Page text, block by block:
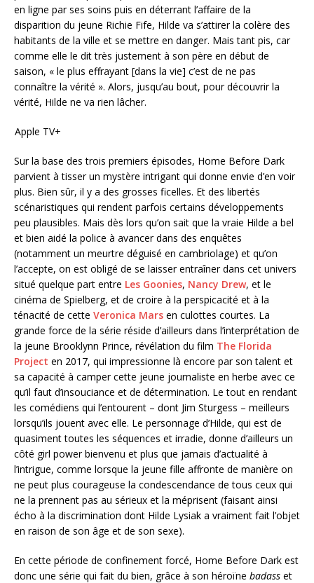
en ligne par ses soins puis en déterrant l’affaire de la
disparition du jeune Richie Fife, Hilde va s’attirer la colère des
habitants de la ville et se mettre en danger. Mais tant pis, car
comme elle le dit très justement à son père en début de
saison, « le plus effrayant [dans la vie] c’est de ne pas
connaître la vérité ». Alors, jusqu’au bout, pour découvrir la
vérité, Hilde ne va rien lâcher.
Apple TV+
Sur la base des trois premiers épisodes, Home Before Dark
parvient à tisser un mystère intrigant qui donne envie d’en voir
plus. Bien sûr, il y a des grosses ficelles. Et des libertés
scénaristiques qui rendent parfois certains développements
peu plausibles. Mais dès lors qu’on sait que la vraie Hilde a bel
et bien aidé la police à avancer dans des enquêtes
(notamment un meurtre déguisé en cambriolage) et qu’on
l’accepte, on est obligé de se laisser entraîner dans cet univers
situé quelque part entre Les Goonies, Nancy Drew, et le
cinéma de Spielberg, et de croire à la perspicacité et à la
ténacité de cette Veronica Mars en culottes courtes. La
grande force de la série réside d’ailleurs dans l’interprétation de
la jeune Brooklynn Prince, révélation du film The Florida
Project en 2017, qui impressionne là encore par son talent et
sa capacité à camper cette jeune journaliste en herbe avec ce
qu’il faut d’insouciance et de détermination. Le tout en rendant
les comédiens qui l’entourent – dont Jim Sturgess – meilleurs
lorsqu’ils jouent avec elle. Le personnage d’Hilde, qui est de
quasiment toutes les séquences et irradie, donne d’ailleurs un
côté girl power bienvenu et plus que jamais d’actualité à
l’intrigue, comme lorsque la jeune fille affronte de manière on
ne peut plus courageuse la condescendance de tous ceux qui
ne la prennent pas au sérieux et la méprisent (faisant ainsi
écho à la discrimination dont Hilde Lysiak a vraiment fait l’objet
en raison de son âge et de son sexe).
En cette période de confinement forcé, Home Before Dark est
donc une série qui fait du bien, grâce à son héroïne badass et